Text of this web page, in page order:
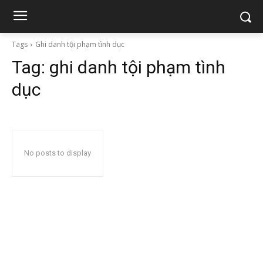
Tags Ghi danh tội phạm tình dục
Tag: ghi danh tội phạm tình
dục
No posts to display